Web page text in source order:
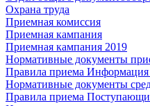
Охрана труда
Приемная комиссия
Приемная кампания
Приемная кампания 2019
Нормативные документы
Правила приема Информация
Нормативные документы
Правила приема